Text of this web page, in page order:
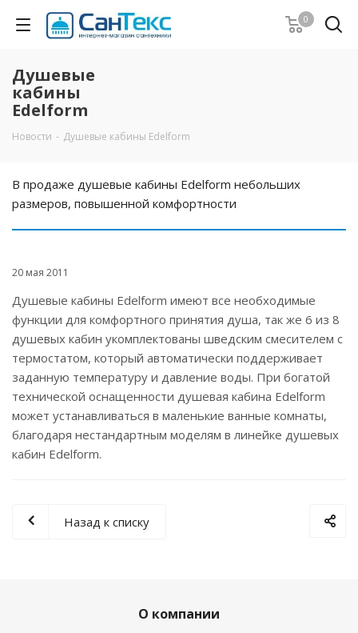
0
Душевые
кабины
Edelform
Новости - Душевые кабины Edelform
В продаже душевые кабины Edelform небольших
размеров, повышенной комфортности
20 мая 2011
Душевые кабины Edelform имеют все необходимые
функции для комфортного принятия душа, так же 6 из 8
душевых кабин укомплектованы шведским смесителем с
термостатом, который автоматически поддерживает
заданную температуру и давление воды. При богатой
технической оснащенности душевая кабина Edelform
может устанавливаться в маленькие ванные комнаты,
благодаря нестандартным моделям в линейке душевых
кабин Edelform.
Назад к списку
О компании